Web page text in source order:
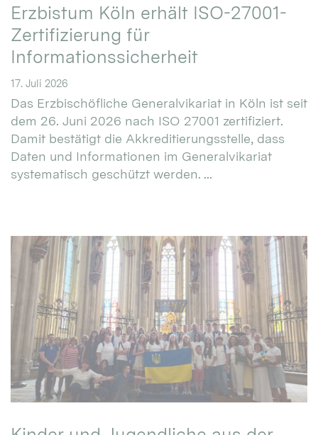
Erzbistum Köln erhält ISO-27001-
Zertifizierung für
Informationssicherheit
17. Juli 2026
Das Erzbischöfliche Generalvikariat in Köln ist seit
dem 26. Juni 2026 nach ISO 27001 zertifiziert.
Damit bestätigt die Akkreditierungsstelle, dass
Daten und Informationen im Generalvikariat
systematisch geschützt werden. ...